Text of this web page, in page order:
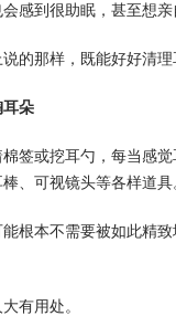
感到很助眠，甚至想亲
的那样，既能好好清
耳朵
签或挖耳勺，每当感
、可视镜头等各样道具
根本不需要被如此精
有用处。